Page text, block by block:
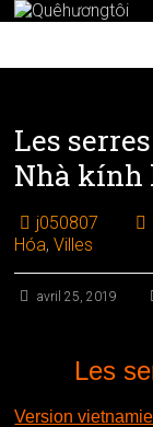
Skip
Les
Nhà kính
j050807
Hóa,Villes
avril 25, 2019
Les
Version